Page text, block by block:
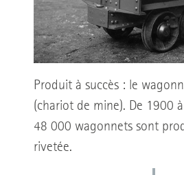
Produit à succès : le
(chariot de mine). De 1900
48 000 wagonnets sont
rivetée.